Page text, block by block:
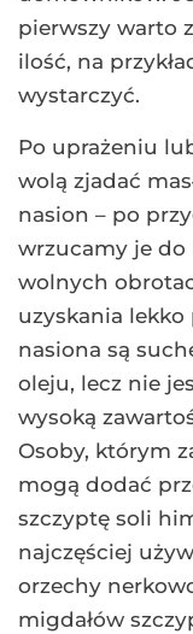
pierwszy warto
ilość, na
wystarczyć.
Po uprażeniu
wolą zjadać
nasion – po
wrzucamy je do
wolnych
uzyskania lekko
nasiona są
oleju, lecz nie
wysoką
Osoby, którym
mogą dodać
szczyptę soli
najczęściej
orzechy
migdałów